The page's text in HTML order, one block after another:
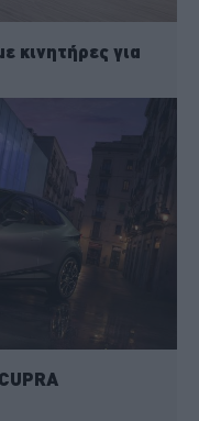
κινητήρες για